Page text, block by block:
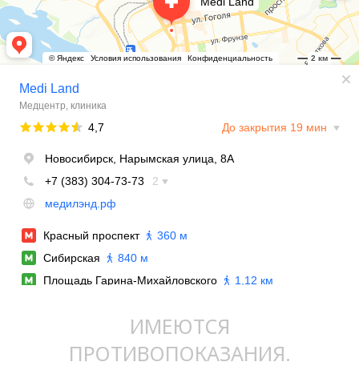
ИМЕЮТСЯ
ПРОТИВОПОКАЗАНИЯ.